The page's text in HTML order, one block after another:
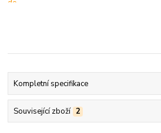
Kompletní specifikace
Související zboží 2